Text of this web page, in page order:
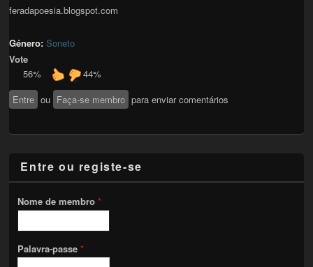
feradapoesia.blogspot.com
Género:Soneto
Vote
56%
44%
Entre ou Faça-se membro para enviar comentários
Entre ou registe-se
Nome de membro*
Palavra-passe*